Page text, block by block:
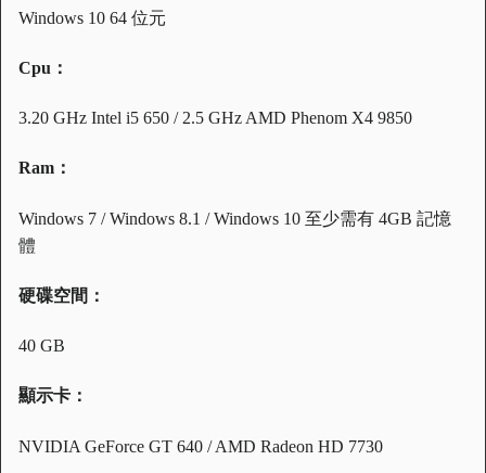
Windows 10 64 位元
Cpu：
3.20 GHz Intel i5 650 / 2.5 GHz AMD Phenom X4 9850
Ram：
Windows 7 / Windows 8.1 / Windows 10 至少需有 4GB 記憶
體
硬碟空間：
40 GB
顯示卡：
NVIDIA GeForce GT 640 / AMD Radeon HD 7730